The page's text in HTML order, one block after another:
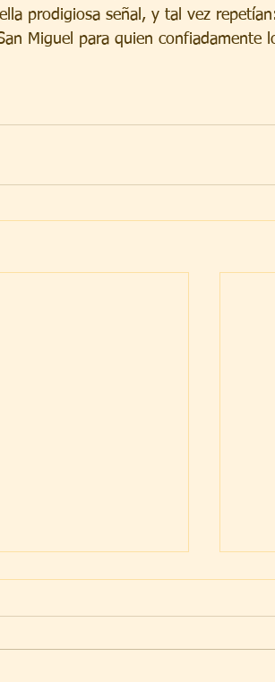
prodigiosa señal, y tal vez
Miguel para quien confiadamente